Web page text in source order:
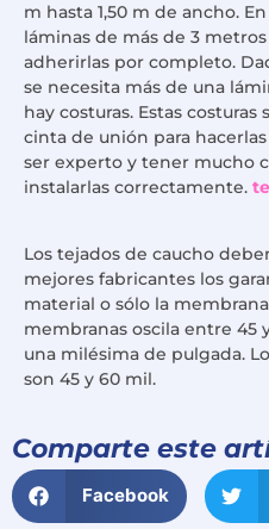
m hasta 1,50 m de ancho.
láminas de más de 3
adherirlas por completo.
se necesita más de una
hay costuras. Estas
cinta de unión para
ser experto y tener mucho
instalarlas correctamente.
Los tejados de caucho
mejores fabricantes los
material o sólo la
membranas oscila entre 45
una milésima de pulgada.
son 45 y 60 mil.
Comparte este
Facebook